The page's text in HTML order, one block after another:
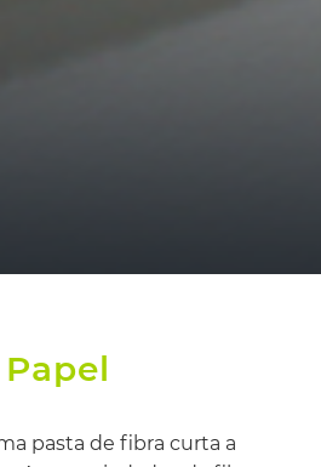
pasta de fibra curta a